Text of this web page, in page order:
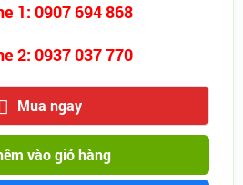
1: 0907 694 868
2: 0937 037 770
Mua ngay
vào giỏ hàng